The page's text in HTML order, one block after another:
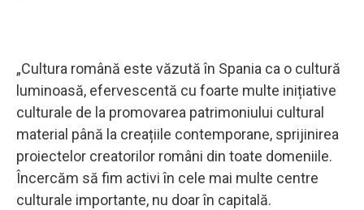
„Cultura română este văzută în Spania ca o cultură
luminoasă, efervescentă cu foarte multe inițiative
culturale de la promovarea patrimoniului cultural
material până la creațiile contemporane, sprijinirea
proiectelor creatorilor români din toate domeniile.
Încercăm să fim activi în cele mai multe centre
culturale importante, nu doar în capitală.